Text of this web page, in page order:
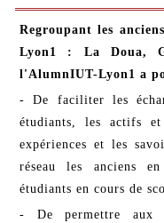
Regroupant les
Lyon1 : La Doua,
l'AlumnIUT-Lyon1 a
- De faciliter les
étudiants, les actifs
expériences et les
réseau les anciens
étudiants en cours de
- De permettre aux